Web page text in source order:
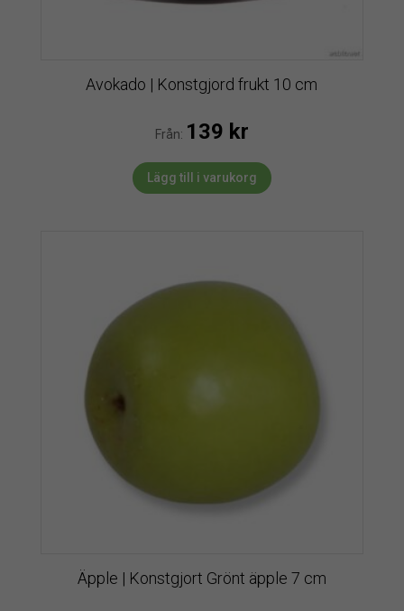
Avokado | Konstgjord frukt 10 cm
Från: 139 kr
Lägg till i varukorg
Äpple | Konstgjort Grönt äpple 7 cm